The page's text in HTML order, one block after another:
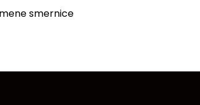
smernice